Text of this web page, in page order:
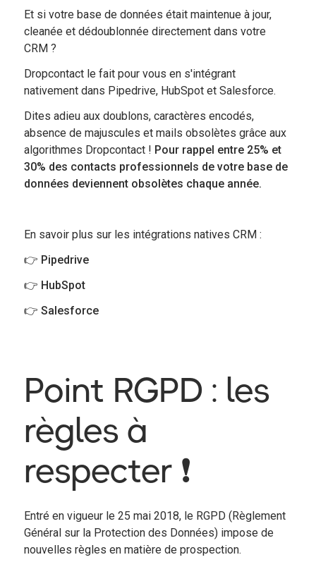
Et si votre base de données était maintenue à jour,
cleanée et dédoublonnée directement dans votre
CRM ?
Dropcontact le fait pour vous en s'intégrant
nativement dans Pipedrive, HubSpot et Salesforce.
Dites adieu aux doublons, caractères encodés,
absence de majuscules et mails obsolètes grâce aux
algorithmes Dropcontact ! Pour rappel entre 25% et
30% des contacts professionnels de votre base de
données deviennent obsolètes chaque année.
En savoir plus sur les intégrations natives CRM :
👉 Pipedrive
👉 HubSpot
👉 Salesforce
Point RGPD : les
règles à
respecter ❗️
Entré en vigueur le 25 mai 2018, le RGPD (Règlement
Général sur la Protection des Données) impose de
nouvelles règles en matière de prospection.